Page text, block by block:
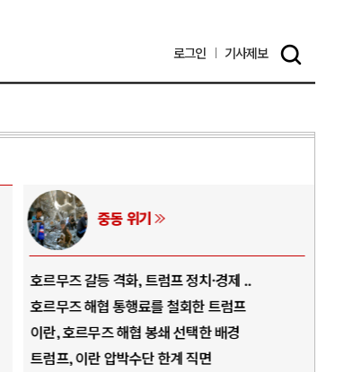
로그인 기사제보
중동 위기
호르무즈 갈등 격화, 트럼프 정치·경제 ..
호르무즈 해협 통행료를 철회한 트럼프
이란, 호르무즈 해협 봉쇄 선택한 배경
트럼프, 이란 압박수단 한계 직면